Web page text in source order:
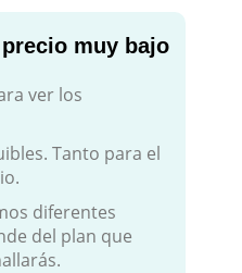
muy bajo
ver los
Tanto para el
diferentes
del plan que